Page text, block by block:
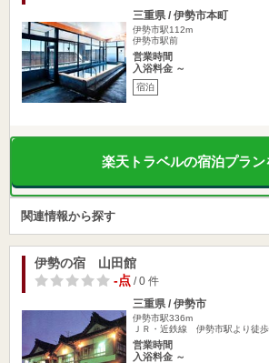
三重県 / 伊勢市本町
伊勢市駅112m
伊勢市駅前
営業時間
入浴料金 ～
宿泊
楽天トラベルの宿泊プラン
関連情報から探す
伊勢の宿 山田館
-点/ 0 件
三重県 / 伊勢市
伊勢市駅336m
ＪＲ・近鉄線 伊勢市駅より徒
営業時間
入浴料金 ～